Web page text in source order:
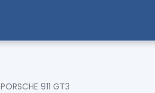
PORSCHE 911 GT3